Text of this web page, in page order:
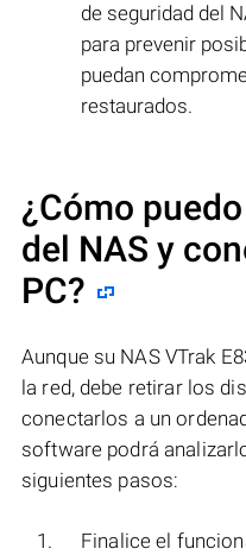
de seguridad del
para prevenir
puedan
restaurados.
¿Cómo
del NAS y
PC?
Aunque su NAS VTrak
la red, debe retirar los
conectarlos a un
software podrá
siguientes pasos:
Finalice el